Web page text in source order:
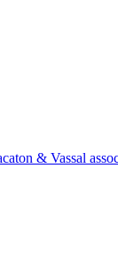
& Vassal